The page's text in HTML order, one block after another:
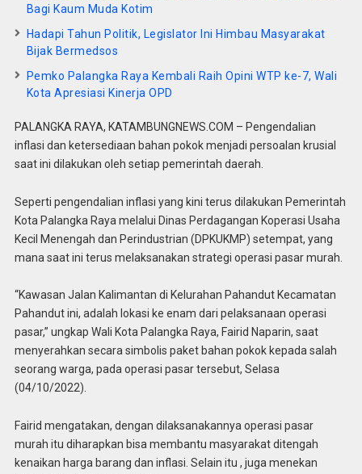
Bagi Kaum Muda Kotim
Hadapi Tahun Politik, Legislator Ini Himbau Masyarakat
Bijak Bermedsos
Pemko Palangka Raya Kembali Raih Opini WTP ke-7, Wali
Kota Apresiasi Kinerja OPD
PALANGKA RAYA, KATAMBUNGNEWS.COM – Pengendalian
inflasi dan ketersediaan bahan pokok menjadi persoalan krusial
saat ini dilakukan oleh setiap pemerintah daerah.
Seperti pengendalian inflasi yang kini terus dilakukan Pemerintah
Kota Palangka Raya melalui Dinas Perdagangan Koperasi Usaha
Kecil Menengah dan Perindustrian (DPKUKMP) setempat, yang
mana saat ini terus melaksanakan strategi operasi pasar murah.
“Kawasan Jalan Kalimantan di Kelurahan Pahandut Kecamatan
Pahandut ini, adalah lokasi ke enam dari pelaksanaan operasi
pasar,” ungkap Wali Kota Palangka Raya, Fairid Naparin, saat
menyerahkan secara simbolis paket bahan pokok kepada salah
seorang warga, pada operasi pasar tersebut, Selasa
(04/10/2022).
Fairid mengatakan, dengan dilaksanakannya operasi pasar
murah itu diharapkan bisa membantu masyarakat ditengah
kenaikan harga barang dan inflasi. Selain itu , juga menekan